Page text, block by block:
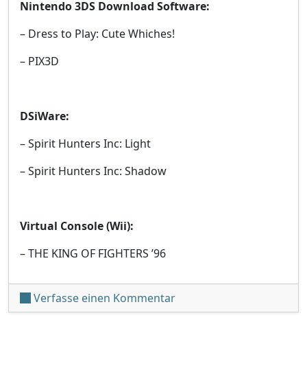
Nintendo 3DS Download Software:
– Dress to Play: Cute Whiches!
– PIX3D
DSiWare:
– Spirit Hunters Inc: Light
– Spirit Hunters Inc: Shadow
Virtual Console (Wii):
– THE KING OF FIGHTERS ’96
Verfasse einen Kommentarunter